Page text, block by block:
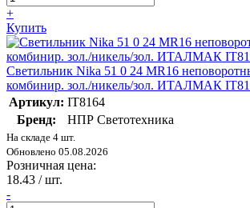
+
Купить
Светильник Nika 51 0 24 MR16
комбинир. зол./никель/зол. ИТАЛМАК
Артикул: IT8164
Бренд:
НПР Светотехника
На складе 4 шт.
Обновлено 05.08.2026
Розничная цена:
18.43 / шт.
-